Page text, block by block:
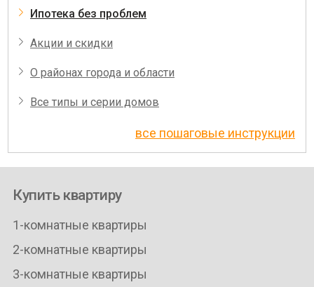
Ипотека без проблем
Акции и скидки
О районах города и области
Все типы и серии домов
все пошаговые инструкции
Купить квартиру
1-комнатные квартиры
2-комнатные квартиры
3-комнатные квартиры